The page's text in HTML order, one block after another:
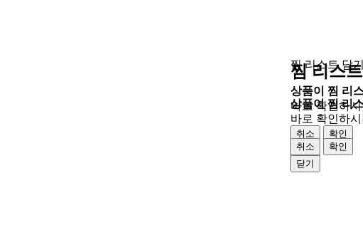
찜 리스트 담기
상품이 찜 리
바로 확인하
취소
확인
닫기
찜 리스트
상품이 찜 리
바로 확인하
취소
확인
닫기